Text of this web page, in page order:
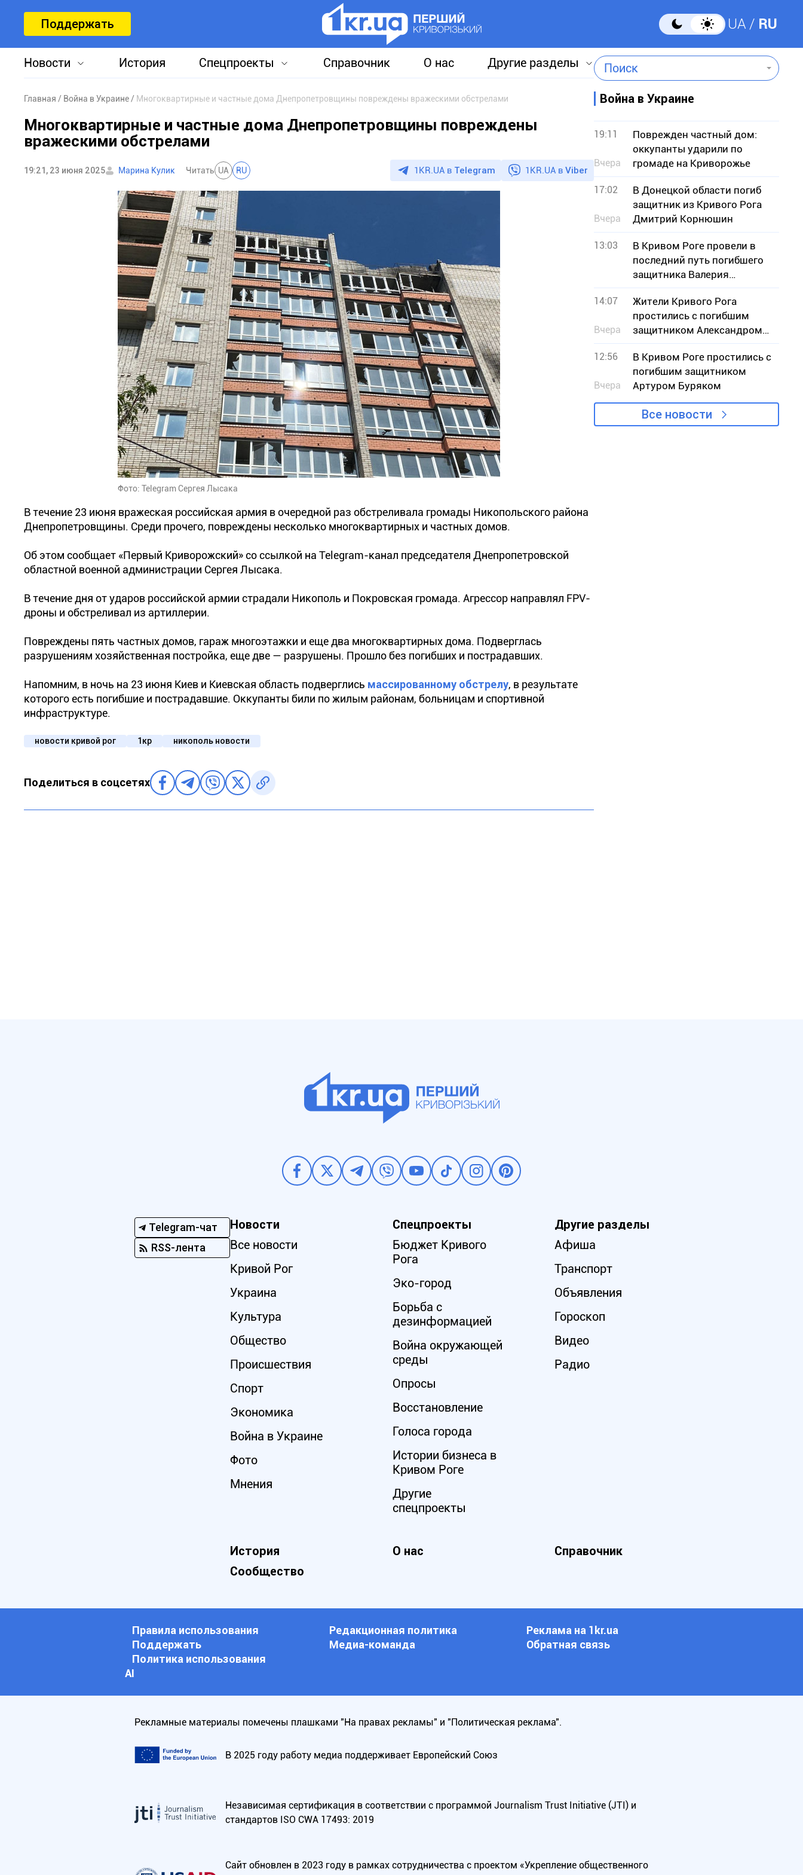
Поддержать UA RU
Новости История Спецпроекты Справочник О нас Другие разделы Поиск
Главная Война в Украине Многоквартирные и частные дома Днепропетровщины повреждены вражескими обстрелами
Многоквартирные и частные дома Днепропетровщины повреждены
вражескими обстрелами
19:21, 23 июня 2025 Марина Кулик Читать UA RU 1KR.UA в Telegram 1KR.UA в Viber
Фото: Telegram Сергея Лысака
В течение 23 июня вражеская российская армия в очередной раз обстреливала громады Никопольского района
Днепропетровщины. Среди прочего, повреждены несколько многоквартирных и частных домов.
Об этом сообщает «Первый Криворожский» со ссылкой на Telegram-канал председателя Днепропетровской
областной военной администрации Сергея Лысака.
В течение дня от ударов российской армии страдали Никополь и Покровская громада. Агрессор направлял FPV-
дроны и обстреливал из артиллерии.
Повреждены пять частных домов, гараж многоэтажки и еще два многоквартирных дома. Подверглась
разрушениям хозяйственная постройка, еще две — разрушены. Прошло без погибших и пострадавших.
Напомним, в ночь на 23 июня Киев и Киевская область подверглись массированному обстрелу, в результате
которого есть погибшие и пострадавшие. Оккупанты били по жилым районам, больницам и спортивной
инфраструктуре.
новости кривой рог 1кр никополь новости
Поделиться в соцсетях
Война в Украине
19:11
Вчера
Поврежден частный дом:
оккупанты ударили по
громаде на Криворожье
17:02
Вчера
В Донецкой области погиб
защитник из Кривого Рога
Дмитрий Корнюшин
13:03
В Кривом Роге провели в
последний путь погибшего
защитника Валерия
Капитоненко
14:07
Вчера
Жители Кривого Рога
простились с погибшим
защитником Александром
Дедяевым
12:56
Вчера
В Кривом Роге простились с
погибшим защитником
Артуром Буряком
Все новости
Telegram-чат
RSS-лента
Новости
Все новости
Кривой Рог
Украина
Культура
Общество
Происшествия
Спорт
Экономика
Война в Украине
Фото
Мнения
Спецпроекты
Бюджет Кривого
Рога
Эко-город
Борьба с
дезинформацией
Война окружающей
среды
Опросы
Восстановление
Голоса города
Истории бизнеса в
Кривом Роге
Другие
спецпроекты
Другие разделы
Афиша
Транспорт
Объявления
Гороскоп
Видео
Радио
История О нас
Справочник
Сообщество
Правила использования Редакционная политика
Реклама на 1kr.ua
Поддержать
Медиа-команда
Обратная связь
Политика использования
АI
Рекламные материалы помечены плашками "На правах рекламы" и "Политическая реклама".
В 2025 году работу медиа поддерживает Европейский Союз
Независимая сертификация в соответствии с программой Journalism Trust Initiative (JTI) и
стандартов ISO CWA 17493: 2019
Сайт обновлен в 2023 году в рамках сотрудничества с проектом «Укрепление общественного